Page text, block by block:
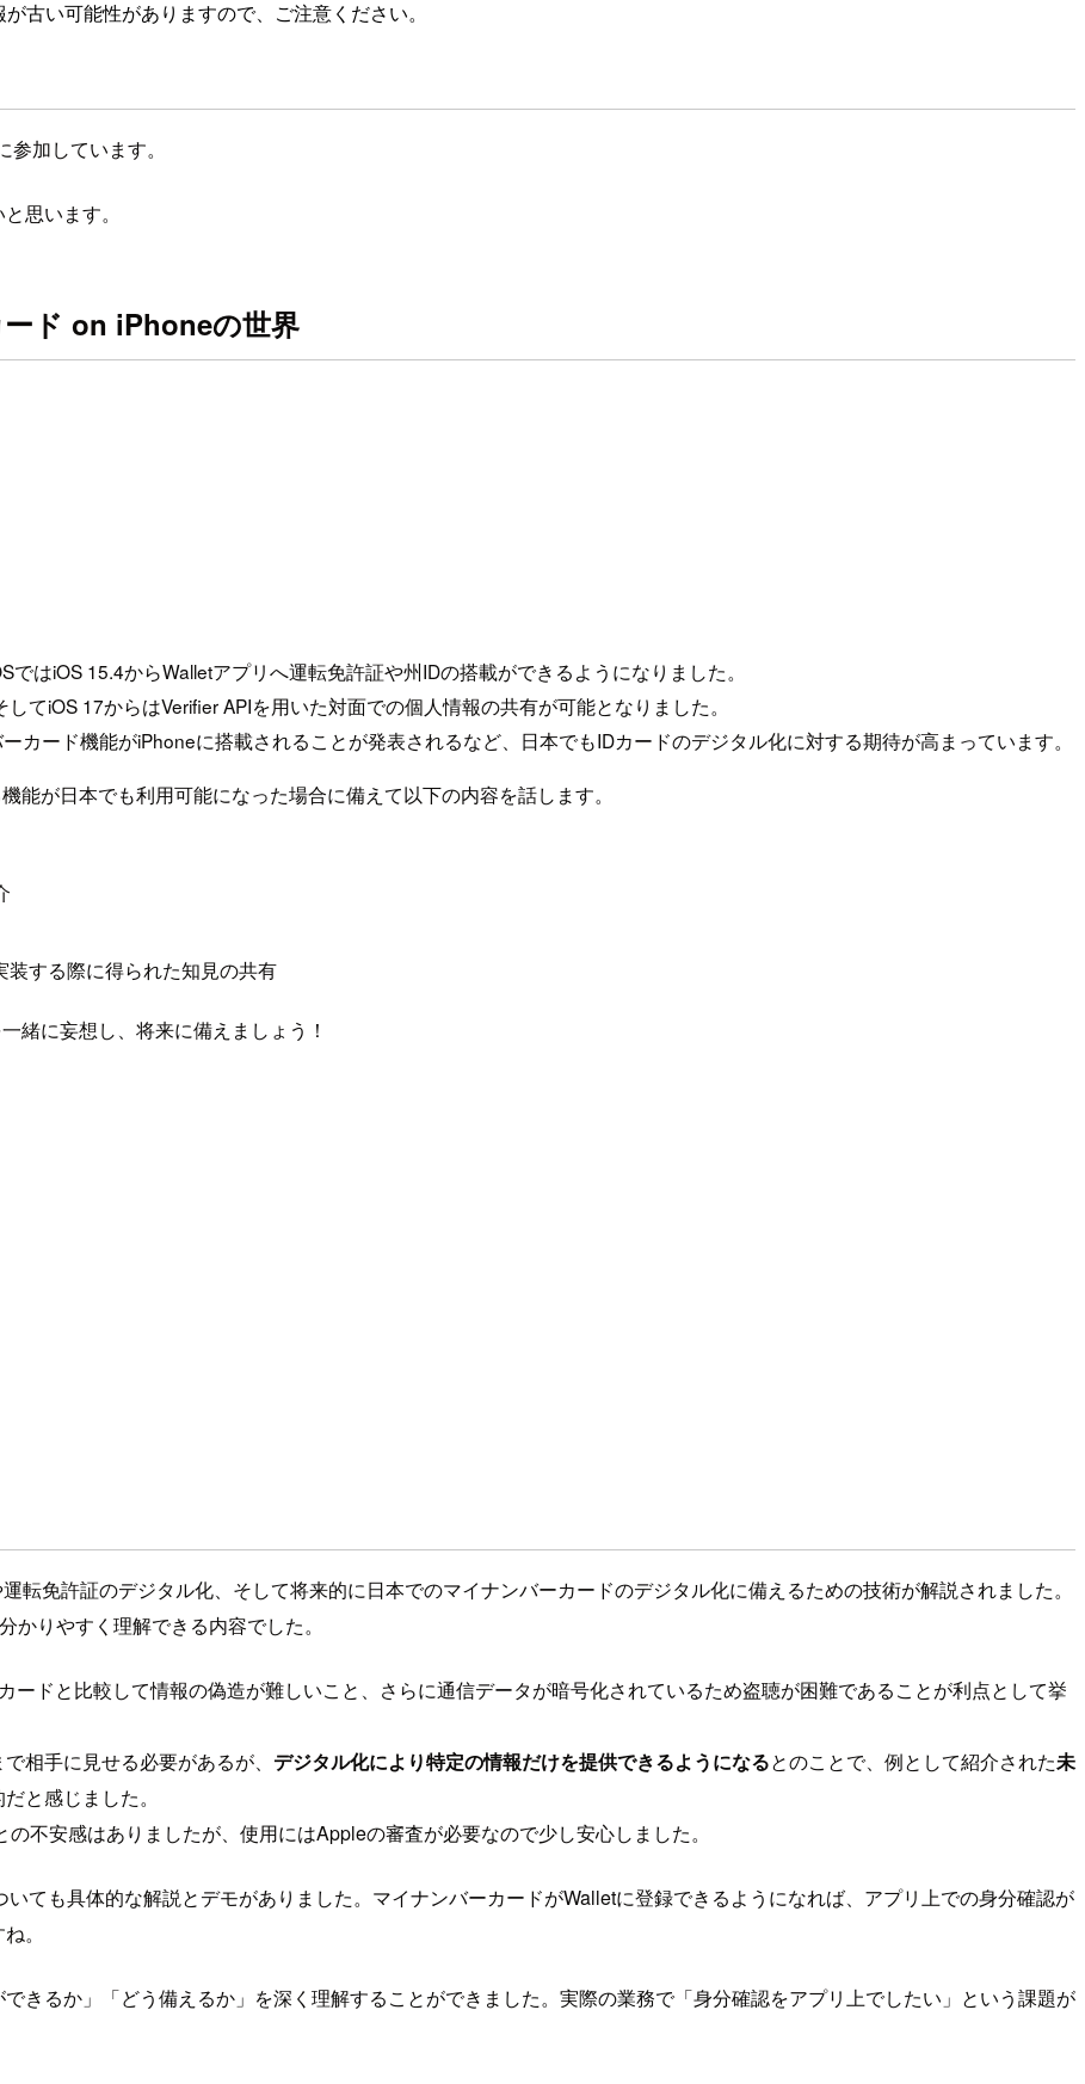
古い可能性がありますので、ご注意ください。
参加しています。
思います。
ド on iPhoneの世界
はiOS 15.4からWalletアプリへ運転免許証や州IDの搭載ができるようになりました。
てiOS 17からはVerifier APIを用いた対面での個人情報の共有が可能となりました。
カード機能がiPhoneに搭載されることが発表されるなど、日本でもIDカードのデジタル化に対する期待が高まっています。
が日本でも利用可能になった場合に備えて以下の内容を話します。
する際に得られた知見の共有
緒に妄想し、将来に備えましょう！
転免許証のデジタル化、そして将来的に日本でのマイナンバーカードのデジタル化に備えるための技術が解説されました。
りやすく理解できる内容でした。
ドと比較して情報の偽造が難しいこと、さらに通信データが暗号化されているため盗聴が困難であることが利点として挙
相手に見せる必要があるが、 デジタル化により特定の情報だけを提供できるようになるとのことで、例として紹介された未
と感じました。
不安感はありましたが、使用にはAppleの審査が必要なので少し安心しました。
ても具体的な解説とデモがありました。マイナンバーカードがWalletに登録できるようになれば、アプリ上での身分確認が
。
きるか」「どう備えるか」を深く理解することができました。実際の業務で「身分確認をアプリ上でしたい」という課題が